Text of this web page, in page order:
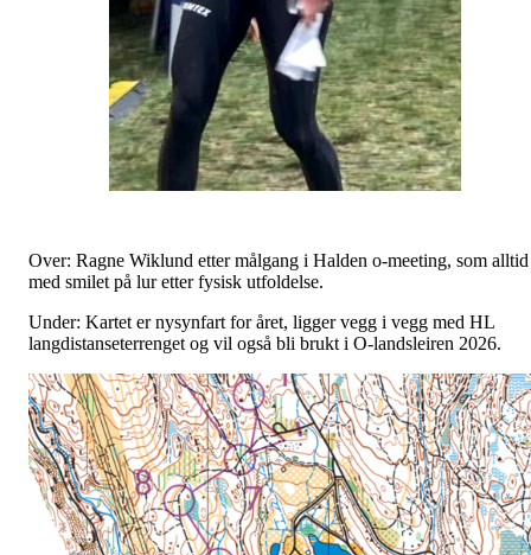
Over: Ragne Wiklund etter målgang i Halden o-meeting, som alltid
med smilet på lur etter fysisk utfoldelse.
Under: Kartet er nysynfart for året, ligger vegg i vegg med HL
langdistanseterrenget og vil også bli brukt i O-landsleiren 2026.